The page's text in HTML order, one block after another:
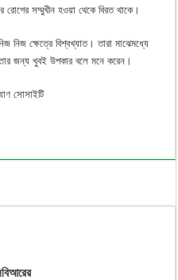
সম্মুখীন হওয়া থেকে বিরত থাকে।
নিজ ক্ষেত্রে বিশ্বখ্যাত। তারা মাঝেমধ্যে
জন্য খুবই উপকার বলে মনে করেন।
সোসাইটি